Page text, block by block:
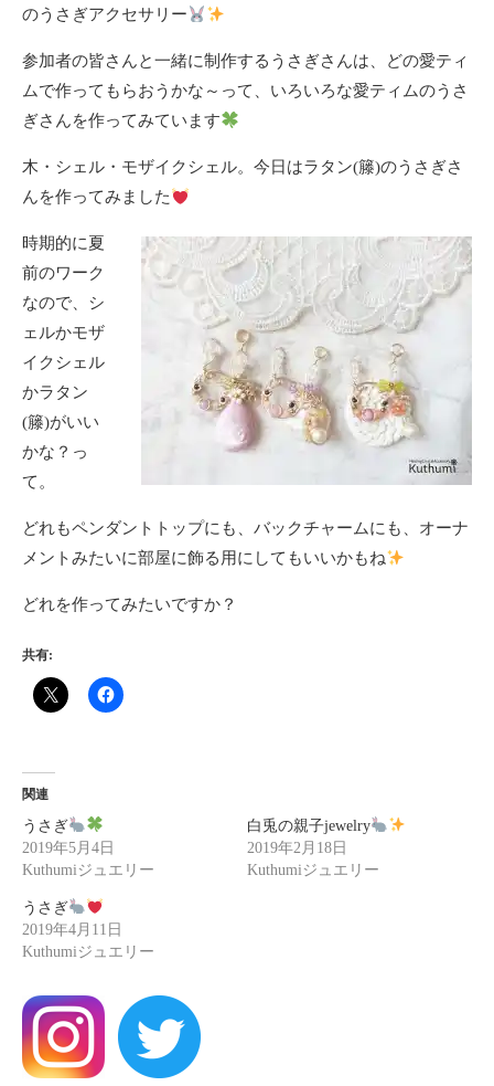
のうさぎアクセサリー
参加者の皆さんと一緒に制作するうさぎさんは、どの愛ティ
ムで作ってもらおうかな～って、いろいろな愛ティムのうさ
ぎさんを作ってみています
木・シェル・モザイクシェル。今日はラタン(籐)のうさぎさ
んを作ってみました
時期的に夏
前のワーク
なので、シ
ェルかモザ
イクシェル
かラタン
(籐)がいい
かな？っ
て。
どれもペンダントトップにも、バックチャームにも、オーナ
メントみたいに部屋に飾る用にしてもいいかもね
どれを作ってみたいですか？
共有:
関連
うさぎ
2019年5月4日
Kuthumiジュエリー
白兎の親子jewelry
2019年2月18日
Kuthumiジュエリー
うさぎ
2019年4月11日
Kuthumiジュエリー